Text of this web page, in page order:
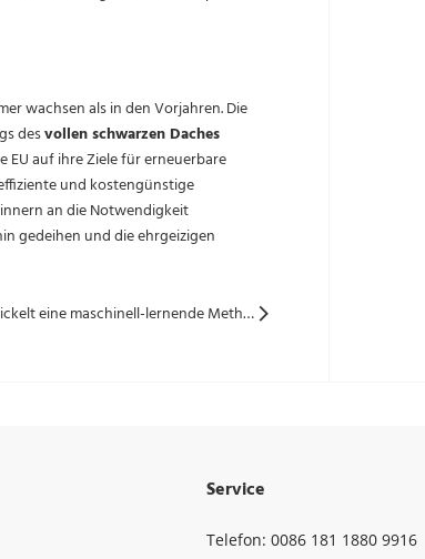
wachsen als in den Vorjahren. Die
desvollen schwarzen Daches
auf ihre Ziele für erneuerbare
und kostengünstige
an die Notwendigkeit
gedeihen und die ehrgeizigen
Nächste: Wissenschaftler entwickelt eine maschinell-lernende Methode, um fehlerhafte Solar Panel s zu identifizieren
Service
Telefon: 0086 181 1880 9916